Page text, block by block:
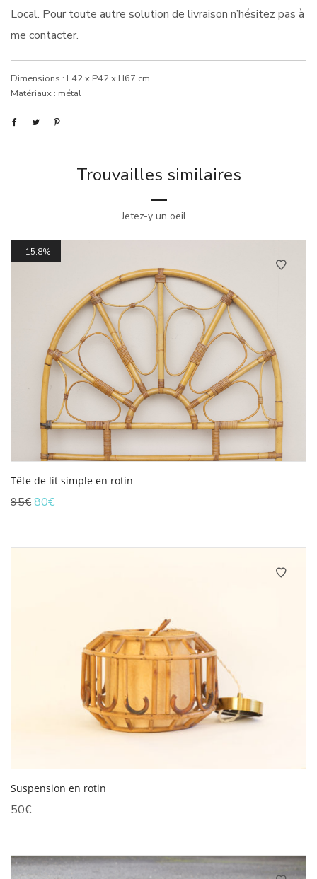
Local. Pour toute autre solution de livraison n’hésitez pas à
me contacter.
Dimensions : L42 x P42 x H67 cm
Matériaux : métal
Trouvailles similaires
Jetez-y un oeil ...
15.8%
Tête de lit simple en rotin
95€Le
était :
80€Le
est :
Suspension en rotin
50€